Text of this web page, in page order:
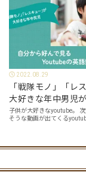
2022.08.29
「戦隊モノ」「レ
大好きな年中男児
好んで見るyoutube
選
子供が大好きなyoutube。
そうな動画が出てくる
youtubeやゲーム、アプリだ